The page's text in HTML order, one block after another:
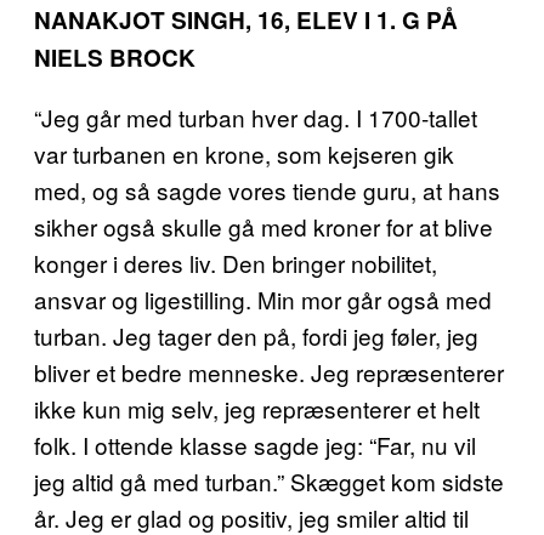
NANAKJOT SINGH, 16, ELEV I 1. G PÅ
NIELS BROCK
“Jeg går med turban hver dag. I 1700-tallet
var turbanen en krone, som kejseren gik
med, og så sagde vores tiende guru, at hans
sikher også skulle gå med kroner for at blive
konger i deres liv. Den bringer nobilitet,
ansvar og ligestilling. Min mor går også med
turban. Jeg tager den på, fordi jeg føler, jeg
bliver et bedre menneske. Jeg repræsenterer
ikke kun mig selv, jeg repræsenterer et helt
folk. I ottende klasse sagde jeg: “Far, nu vil
jeg altid gå med turban.” Skægget kom sidste
år. Jeg er glad og positiv, jeg smiler altid til